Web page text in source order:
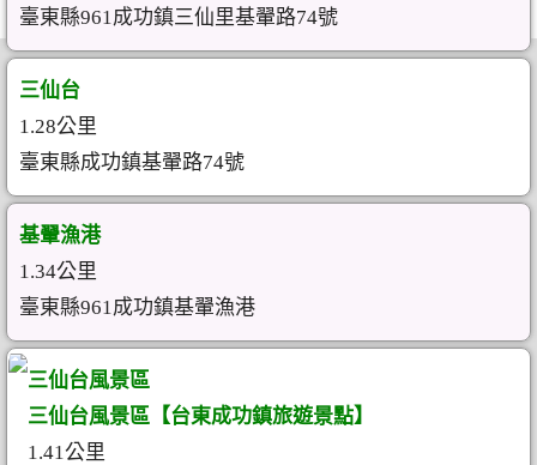
臺東縣961成功鎮三仙里基翬路74號
三仙台
1.28公里
臺東縣成功鎮基翬路74號
基翬漁港
1.34公里
臺東縣961成功鎮基翬漁港
三仙台風景區
三仙台風景區【台東成功鎮旅遊景點】
1.41公里